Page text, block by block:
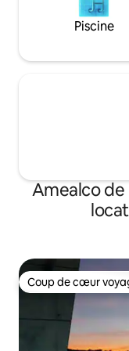
Piscine
Amealco de
Coup de cœur
Coup de cœur